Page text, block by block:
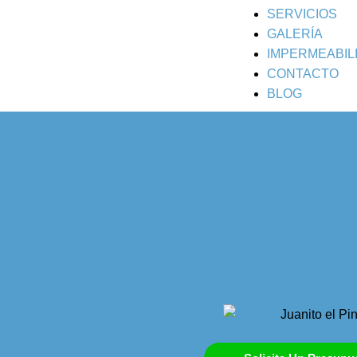
SERVICIOS
GALERÍA
CONTACTO
BLOG